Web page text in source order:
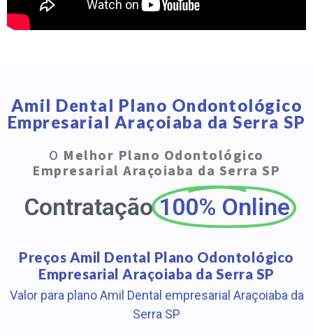
Amil Dental Plano Ondontológico
Empresarial Araçoiaba da Serra SP
O Melhor Plano Odontológico
Empresarial Araçoiaba da Serra SP
Contratação 100% Online
Preços Amil Dental Plano Odontológico
Empresarial Araçoiaba da Serra SP
Valor para plano Amil Dental empresarial Araçoiaba da
Serra SP